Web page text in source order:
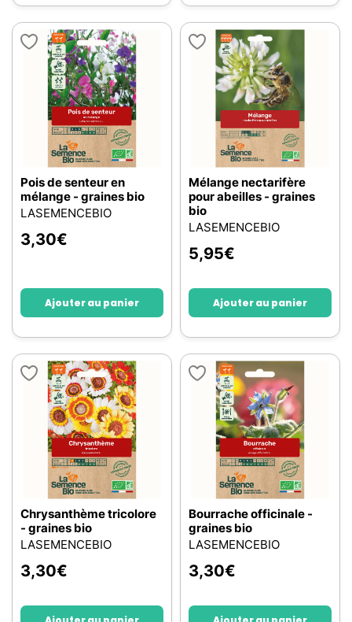
Pois de senteur en
mélange - graines bio
LASEMENCEBIO
3,30€
Ajouter au panier
Mélange nectarifère
pour abeilles - graines
bio
LASEMENCEBIO
5,95€
Ajouter au panier
Chrysanthème tricolore
- graines bio
LASEMENCEBIO
3,30€
Bourrache officinale -
graines bio
LASEMENCEBIO
3,30€